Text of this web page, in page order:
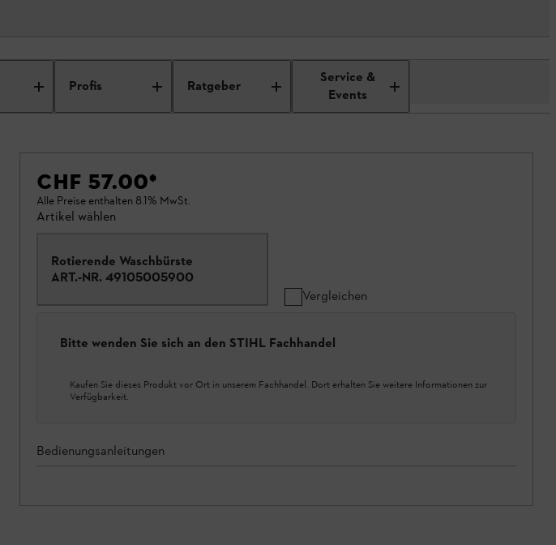
Profis Ratgeber
Service &
Events
CHF 57.00*
Alle Preise enthalten 8.1% MwSt.
Artikel wählen
Rotierende Waschbürste
ART.-NR. 49105005900
Vergleichen
Bitte wenden Sie sich an den STIHL Fachhandel
Kaufen Sie dieses Produkt vor Ort in unserem Fachhandel. Dort erhalten Sie weitere Informationen zur
Verfügbarkeit.
Bedienungsanleitungen